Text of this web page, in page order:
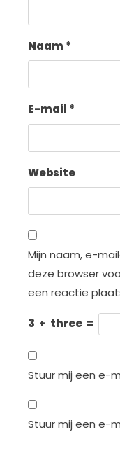
Naam *
E-mail *
Website
Mijn naam, e-
deze browser
een reactie
3 + three =
Stuur mij een e-
Stuur mij een e-